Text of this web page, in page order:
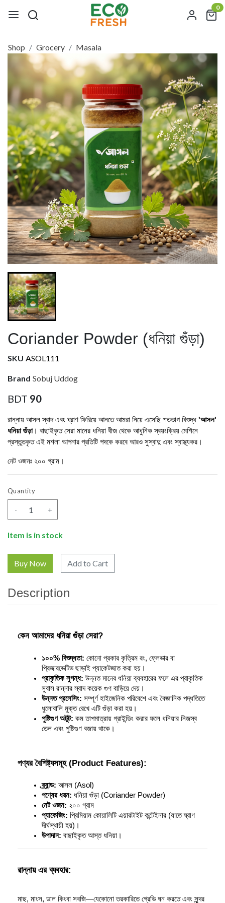
0
Shop Grocery Masala
Coriander Powder (ধনিয়া গুঁড়া)
SKU ASOL111
Brand Sobuj Uddog
BDT 90
রান্নায় আসল স্বাদ এবং ঘ্রাণ ফিরিয়ে আনতে আমরা নিয়ে এসেছি শতভাগ বিশুদ্ধ 'আসল'
ধনিয়া গুঁড়া। বাছাইকৃত সেরা মানের ধনিয়া বীজ থেকে আধুনিক স্বয়ংক্রিয় মেশিনে
প্রস্তুতকৃত এই মশলা আপনার প্রতিটি পদকে করবে আরও সুস্বাদু এবং স্বাস্থ্যকর।
নেট ওজনঃ ২০০ গ্রাম।
Quantity
- +
Item is in stock
Add to Cart
Description
কেন আমাদের ধনিয়া গুঁড়া সেরা?
১০০% বিশুদ্ধতা: কোনো প্রকার কৃত্রিম রং, ফ্লেভার বা
প্রিজারভেটিভ ছাড়াই প্যাকেটজাত করা হয়।
প্রাকৃতিক সুগন্ধ: উন্নত মানের ধনিয়া ব্যবহারের ফলে এর প্রাকৃতিক
সুবাস রান্নার স্বাদ কয়েক গুণ বাড়িয়ে দেয়।
উন্নত প্রসেসিং: সম্পূর্ণ হাইজেনিক পরিবেশে এবং বৈজ্ঞানিক পদ্ধতিতে
ধুলোবালি মুক্ত রেখে এটি গুঁড়া করা হয়।
পুষ্টিগুণ অটুট: কম তাপমাত্রায় গ্রাইন্ডিং করার ফলে ধনিয়ার নিজস্ব
তেল এবং পুষ্টিগুণ বজায় থাকে।
পণ্যর বৈশিষ্ট্যসমূহ (Product Features):
ব্র্যান্ড: আসল (Asol)
পণ্যের ধরন: ধনিয়া গুঁড়া (Coriander Powder)
নেট ওজন: ২০০ গ্রাম
প্যাকেজিং: প্রিমিয়াম কোয়ালিটি এয়ারটাইট কন্টেইনার (যাতে ঘ্রাণ
দীর্ঘস্থায়ী হয়)।
উপাদান: বাছাইকৃত আস্ত ধনিয়া।
রান্নায় এর ব্যবহার:
মাছ, মাংস, ডাল কিংবা সবজি—যেকোনো তরকারিতে গ্রেভি ঘন করতে এবং সুন্দর